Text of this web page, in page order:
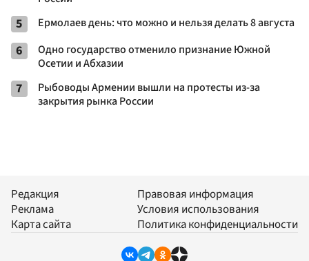
5 Ермолаев день: что можно и нельзя делать 8 августа
6
Одно государство отменило признание Южной
Осетии и Абхазии
7
Рыбоводы Армении вышли на протесты из-за
закрытия рынка России
Редакция
Реклама
Карта сайта
Правовая информация
Условия использования
Политика конфиденциальности